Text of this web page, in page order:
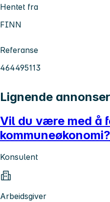
Hentet fra
FINN
Referanse
464495113
Lignende annonser
Vil du være med å
kommuneøkonomi?
Konsulent
Arbeidsgiver